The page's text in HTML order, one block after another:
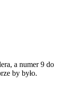
a numer 9 do
by było.